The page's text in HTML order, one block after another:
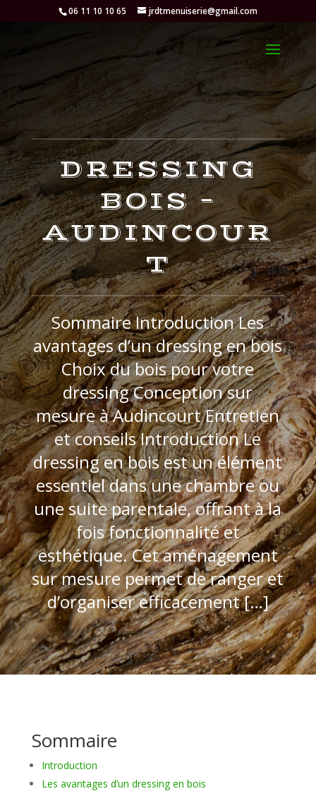
06 11 10 10 65 jrdtmenuiserie@gmail.com
DRESSING
BOIS –
AUDINCOUR
T
Sommaire Introduction Les
avantages d’un dressing en bois
Choix du bois pour votre
dressing Conception sur
mesure à Audincourt Entretien
et conseils Introduction Le
dressing en bois est un élément
essentiel dans une chambre ou
une suite parentale, offrant à la
fois fonctionnalité et
esthétique. Cet aménagement
sur mesure permet de ranger et
d’organiser efficacement […]
Sommaire
Introduction
Les avantages d’un dressing en bois